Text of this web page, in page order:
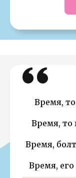
Время,
Время, то
Время,
Время,